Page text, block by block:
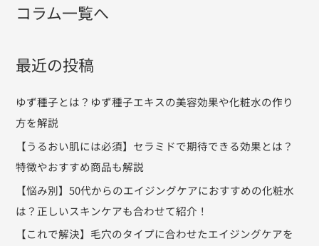
ス
ケ
も
合
わ
せ
て
紹
介！
象
コラム一覧へ
最近の投稿
ゆず種子とは？ゆず種子エキスの美容効果や化粧水の作り
方を解説
【うるおい肌には必須】セラミドで期待できる効果とは？
特徴やおすすめ商品も解説
【悩み別】50代からのエイジングケアにおすすめの化粧水
は？正しいスキンケアも合わせて紹介！
【これで解決】毛穴のタイプに合わせたエイジングケアを